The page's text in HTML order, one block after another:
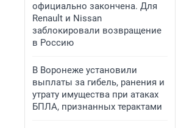
официально закончена. Для
Renault и Nissan
заблокировали возвращение
в Россию
В Воронеже установили
выплаты за гибель, ранения и
утрату имущества при атаках
БПЛА, признанных терактами